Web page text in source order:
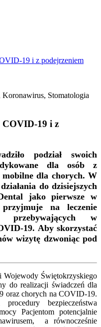
19 i z podejrzeniem
Koronawirus, Stomatologia
COVID-19 i z
podział swoich
dla osób z
dla chorych. W
do dzisiejszych
jako pierwsze w
przyjmuje na leczenie
przebywających w
19. Aby skorzystać
wizytę dzwoniąc pod
Świętokrzyskiego
do realizacji świadczeń dla
oraz chorych na COVID-19.
bezpieczeństwa
Pacjentom potencjalnie
a równocześnie